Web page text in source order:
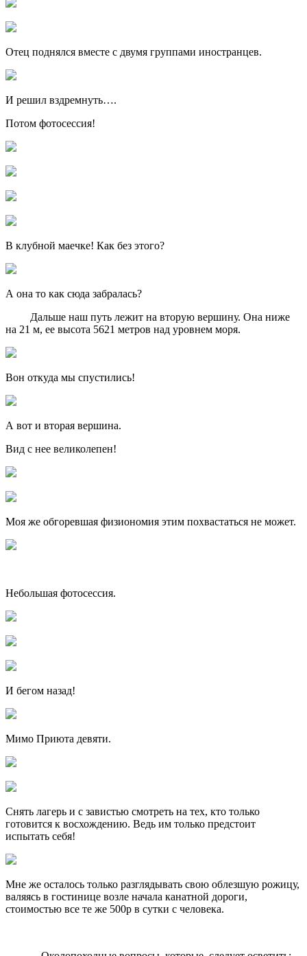
Отец поднялся вместе с двумя группами иностранцев.
И решил вздремнуть….
Потом фотосессия!
В клубной маечке! Как без этого?
А она то как сюда забралась?
Дальше наш путь лежит на вторую вершину. Она ниже
на 21 м, ее высота 5621 метров над уровнем моря.
Вон откуда мы спустились!
А вот и вторая вершина.
Вид с нее великолепен!
Моя же обгоревшая физиономия этим похвастаться не может.
Небольшая фотосессия.
И бегом назад!
Мимо Приюта девяти.
Снять лагерь и с завистью смотреть на тех, кто только
готовится к восхождению. Ведь им только предстоит
испытать себя!
Мне же осталось только разглядывать свою облезшую рожицу,
валяясь в гостинице возле начала канатной дороги,
стоимостью все те же 500р в сутки с человека.